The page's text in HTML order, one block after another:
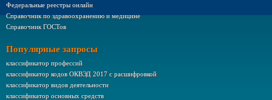
Федеральные реестры онлайн
Справочник по здравоохранению и медицине
Справочник ГОСТов
Популярные запросы
классификатор профессий
классификатор кодов ОКВЭД 2017 с расшифровкой
классификатор видов деятельности
классификатор основных средств